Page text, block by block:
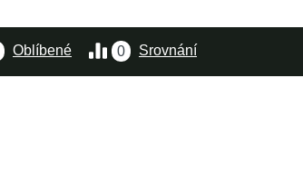
0 Srovnání
Oblíbené